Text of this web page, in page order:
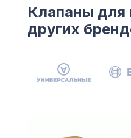
Клапаны
других